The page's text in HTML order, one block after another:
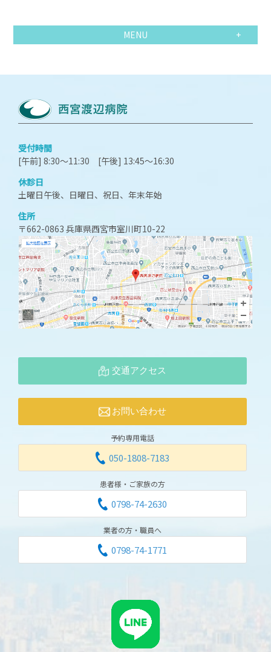
MENU
受付時間
[午前] 8:30～11:30 [午後] 13:45～16:30
休診日
土曜日午後、日曜日、祝日、年末年始
住所
〒662-0863 兵庫県西宮市室川町10-22
交通アクセス
お問い合わせ
予約専用電話
050-1808-7183
患者様・ご家族の方
0798-74-2630
業者の方・職員へ
0798-74-1771